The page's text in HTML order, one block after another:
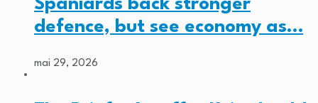
Spaniards back stronger
defence, but see economy as…
mai 29, 2026